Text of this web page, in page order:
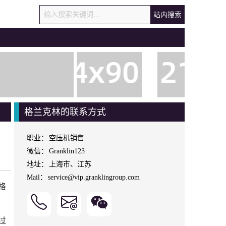
站内搜索
格兰克林的联系方式
职业：
空压机销售
微信：
Granklin123
地址：
上海市、江苏
Mail：
service@vip.granklingroup.com